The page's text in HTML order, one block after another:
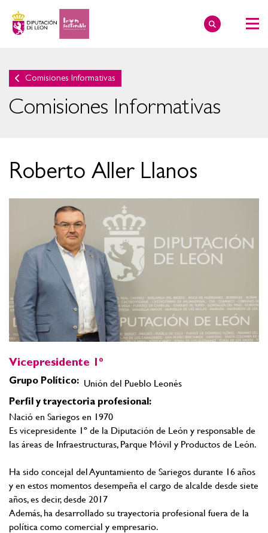
Comisiones Informativas
Comisiones Informativas
Roberto Aller Llanos
Vicepresidente 1º
Grupo Político: Unión del Pueblo Leonés
Perfil y trayectoria profesional:
Nació en Sariegos en 1970
Es vicepresidente 1º de la Diputación de León y responsable de
las áreas de Infraestructuras, Parque Móvil y Productos de León.
Ha sido concejal del Ayuntamiento de Sariegos durante 16 años
y en estos momentos desempeña el cargo de alcalde desde siete
años, es decir, desde 2017
Además, ha desarrollado su trayectoria profesional fuera de la
política como comercial y empresario.